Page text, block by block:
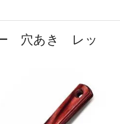
穴あき レッ